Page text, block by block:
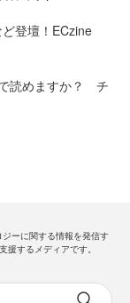
登壇！ECzine
読めますか？ チ
ーに関する情報を発信す
援するメディアです。